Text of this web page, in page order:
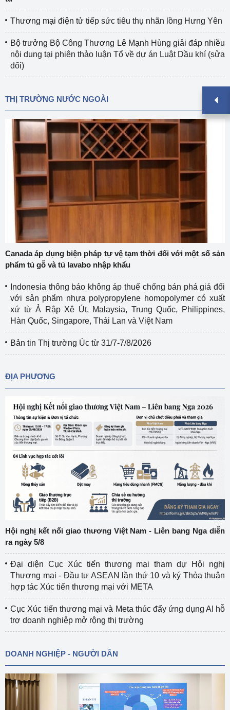
Thương mại điện tử tiếp sức tiêu thụ nhãn lồng Hưng Yên
Bộ trưởng Bộ Công Thương Lê Mạnh Hùng giải đáp nhiều
nội dung tại phiên thảo luận Tổ về dự án Luật Dầu khí (sửa
đổi)
THỊ TRƯỜNG NƯỚC NGOÀI
Canada áp dụng biện pháp tự vệ tạm thời đối với một số sản
phẩm tủ gỗ và tủ lavabo nhập khẩu
Indonesia thông báo không áp thuế chống bán phá giá đối
với sản phẩm nhựa polypropylene homopolymer có xuất
xứ từ Ả Rập Xê Út, Malaysia, Trung Quốc, Philippines,
Hàn Quốc, Singapore, Thái Lan và Việt Nam
Bản tin Thị trường Úc từ 31/7-7/8/2026
ĐỊA PHƯƠNG
Hội nghị kết nối giao thương Việt Nam - Liên bang Nga diễn
ra ngày 5/8
Đại diện Cục Xúc tiến thương mại tham dự Hội nghị
Thương mại - Đầu tư ASEAN lần thứ 10 và ký Thỏa thuận
hợp tác Xúc tiến thương mại với META
Cục Xúc tiến thương mại và Meta thúc đẩy ứng dụng AI hỗ
trợ doanh nghiệp mở rộng thị trường
DOANH NGHIỆP - NGƯỜI DÂN